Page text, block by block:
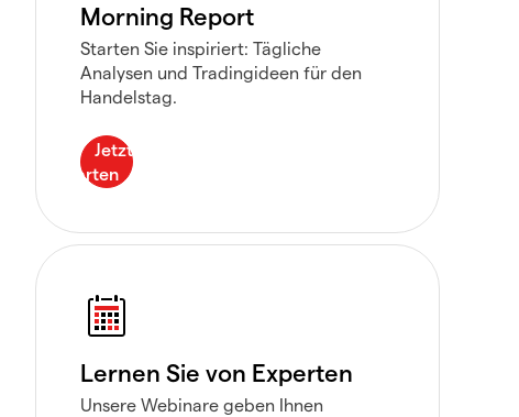
Morning Report
Starten Sie inspiriert: Tägliche
Analysen und Tradingideen für den
Handelstag.
Lernen Sie von Experten
Unsere Webinare geben Ihnen